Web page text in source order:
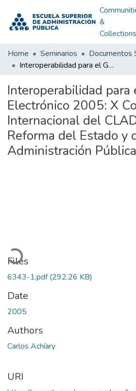
&
Collections
Home Seminarios
Documentos
Interoperabilidad para el Gobierno Electrónico 2005: X Congreso Internacional del CLAD sobre la Reforma del Estado y de la Administración Pública 2005
Interoperabilidad para
Electrónico 2005: X
Internacional del
Reforma del Estado y
Administración
Loading...
Files
6343-1.pdf(292.26 KB)
Date
2005
Authors
Carlos Achíary
URI